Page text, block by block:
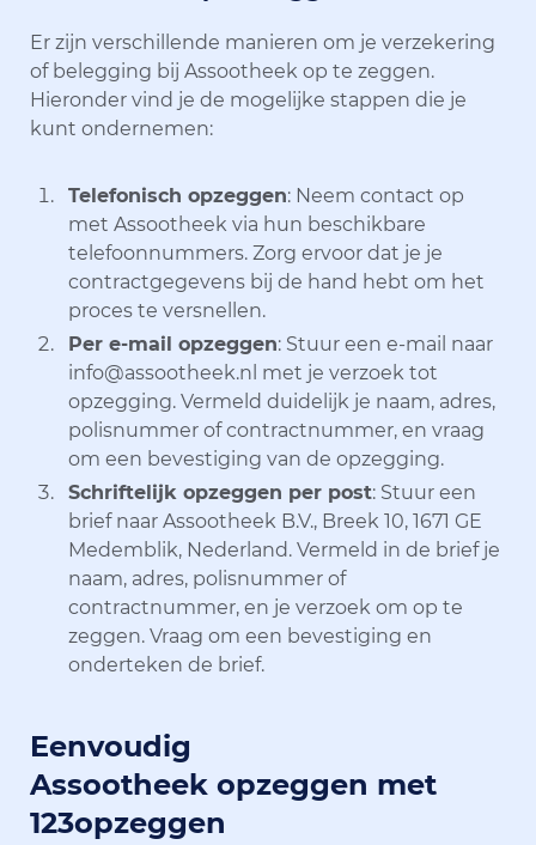
Er zijn verschillende manieren om je verzekering
of belegging bij Assootheek op te zeggen.
Hieronder vind je de mogelijke stappen die je
kunt ondernemen:
Telefonisch opzeggen: Neem contact op
met Assootheek via hun beschikbare
telefoonnummers. Zorg ervoor dat je je
contractgegevens bij de hand hebt om het
proces te versnellen.
Per e-mail opzeggen: Stuur een e-mail naar
info@assootheek.nl met je verzoek tot
opzegging. Vermeld duidelijk je naam, adres,
polisnummer of contractnummer, en vraag
om een bevestiging van de opzegging.
Schriftelijk opzeggen per post: Stuur een
brief naar Assootheek B.V., Breek 10, 1671 GE
Medemblik, Nederland. Vermeld in de brief je
naam, adres, polisnummer of
contractnummer, en je verzoek om op te
zeggen. Vraag om een bevestiging en
onderteken de brief.
Eenvoudig
Assootheek opzeggen met
123opzeggen